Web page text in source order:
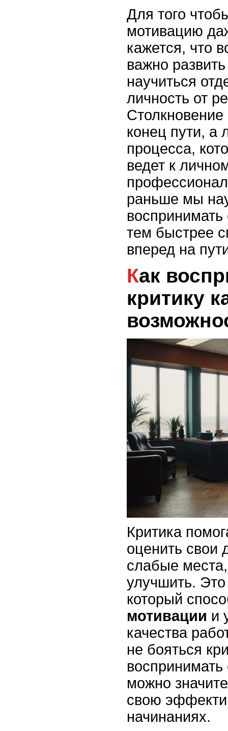
Для того
мотивацию
кажется, что
важно
научиться
личность от
Столкновение
конец пути, а
процесса,
ведет к
раньше мы
воспринимать
тем быстрее
вперед на
Как воспринимать
критику
Критика
оценить свои
слабые
улучшить.
который
мотивации и
качества
не бояться
воспринимать
можно
свою
начинаниях.